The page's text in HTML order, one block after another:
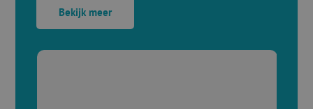
Bekijk meer